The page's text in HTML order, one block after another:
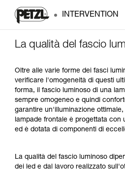
INTERVENTION
La qualità del fascio
Oltre alle varie forme dei fasci
verificare l'omogeneità di questi
forma, il fascio luminoso di una
sempre omogeneo e quindi
garantire un'illuminazione
lampade frontale è progettata con
ed è dotata di componenti di
La qualità del fascio luminoso
dei led e dal lavoro realizzato